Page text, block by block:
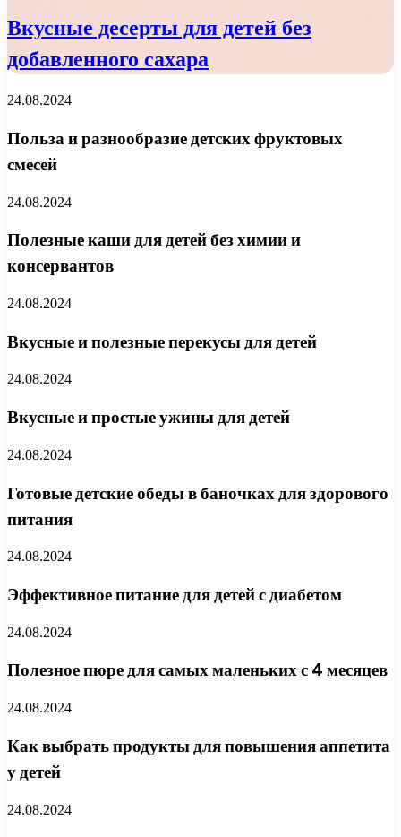
Вкусные десерты для детей без
добавленного сахара
24.08.2024
Польза и разнообразие детских фруктовых
смесей
24.08.2024
Полезные каши для детей без химии и
консервантов
24.08.2024
Вкусные и полезные перекусы для детей
24.08.2024
Вкусные и простые ужины для детей
24.08.2024
Готовые детские обеды в баночках для здорового
питания
24.08.2024
Эффективное питание для детей с диабетом
24.08.2024
Полезное пюре для самых маленьких с 4 месяцев
24.08.2024
Как выбрать продукты для повышения аппетита
у детей
24.08.2024